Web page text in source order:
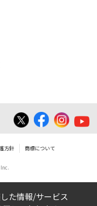
方針 商標について
た情報/サービス